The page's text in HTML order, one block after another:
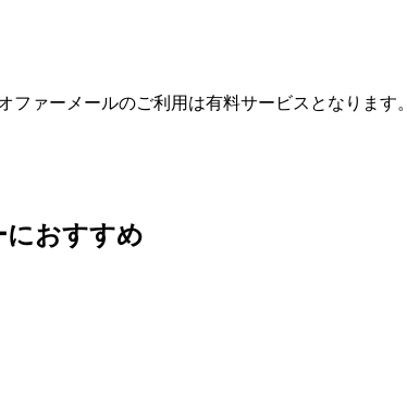
ァーメールのご利用は有料サービスとなります。
におすすめ